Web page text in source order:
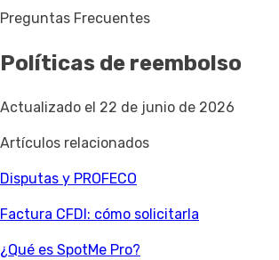
Preguntas Frecuentes
Políticas de reembolso
Actualizado el 22 de junio de 2026
Artículos relacionados
Disputas y PROFECO
Factura CFDI: cómo solicitarla
¿Qué es SpotMe Pro?